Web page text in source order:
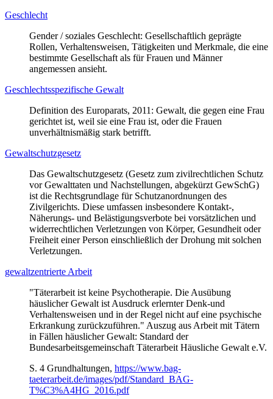
Geschlecht
Gender / soziales Geschlecht: Gesellschaftlich geprägte
Rollen, Verhaltensweisen, Tätigkeiten und Merkmale, die eine
bestimmte Gesellschaft als für Frauen und Männer
angemessen ansieht.
Geschlechtsspezifische Gewalt
Definition des Europarats, 2011: Gewalt, die gegen eine Frau
gerichtet ist, weil sie eine Frau ist, oder die Frauen
unverhältnismäßig stark betrifft.
Gewaltschutzgesetz
Das Gewaltschutzgesetz (Gesetz zum zivilrechtlichen Schutz
vor Gewalttaten und Nachstellungen, abgekürzt GewSchG)
ist die Rechtsgrundlage für Schutzanordnungen des
Zivilgerichts. Diese umfassen insbesondere Kontakt-,
Näherungs- und Belästigungsverbote bei vorsätzlichen und
widerrechtlichen Verletzungen von Körper, Gesundheit oder
Freiheit einer Person einschließlich der Drohung mit solchen
Verletzungen.
gewaltzentrierte Arbeit
"Täterarbeit ist keine Psychotherapie. Die Ausübung
häuslicher Gewalt ist Ausdruck erlernter Denk-und
Verhaltensweisen und in der Regel nicht auf eine psychische
Erkrankung zurückzuführen." Auszug aus Arbeit mit Tätern
in Fällen häuslicher Gewalt: Standard der
Bundesarbeitsgemeinschaft Täterarbeit Häusliche Gewalt e.V.
S. 4 Grundhaltungen, https://www.bag-
taeterarbeit.de/images/pdf/Standard_BAG-
T%C3%A4HG_2016.pdf